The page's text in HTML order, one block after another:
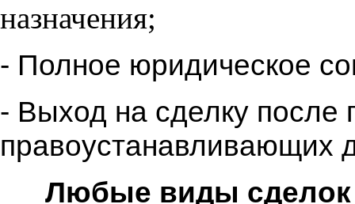
назначения;
- Полное юридическое
- Выход на сделку после
правоустанавливающих
Любые виды